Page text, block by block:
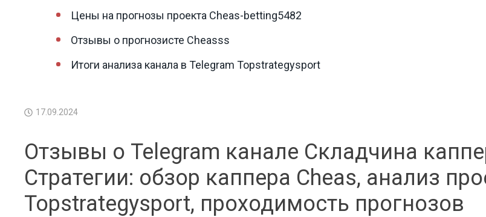
Цены на прогнозы проекта Cheas-betting5482
Отзывы о прогнозисте Cheasss
Итоги анализа канала в Telegram Topstrategysport
17.09.2024
Отзывы о Telegram канале Складчина
Стратегии: обзор каппера Cheas, анализ
Topstrategysport, проходимость прогнозов